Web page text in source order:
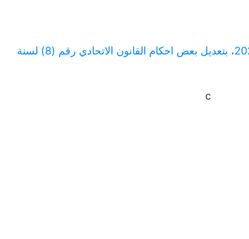
مرسوم بقانون اتحادي رقم (6) لسنة 2020، بتعديل بعض احكام القانون الاتحادي رقم (8) لسنة
c